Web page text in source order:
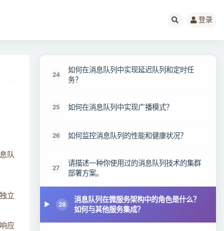
登录
队
立
应
24
如何在消息队列中实现延迟队列和定时任
务？
25 如何在消息队列中实现广播模式？
26 如何监控消息队列的性能和健康状况？
27
请描述一种你使用过的消息队列技术的集群
部署方案。
28
消息队列在微服务架构中的角色是什么？
如何与其他服务集成？